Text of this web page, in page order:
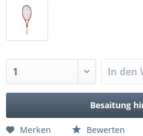
In den
Besaitung
Merken Bewerten